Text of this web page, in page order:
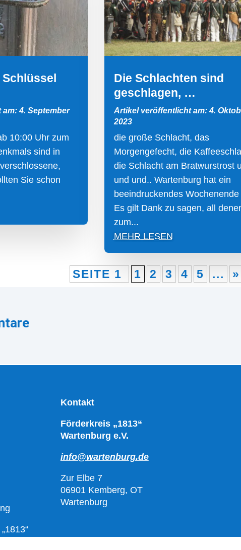
4. September
10:00 Uhr zum
sind in
Sie schon
Die Schlachten sind
geschlagen, …
Artikel veröffentlicht am: 4.
2023
die große Schlacht, das
Morgengefecht, die
die Schlacht am Bratwurstrost
und und.. Wartenburg hat ein
beeindruckendes Wochenende
Es gilt Dank zu sagen, all
zum...
MEHR LESEN
SEITE 1 1 2 3 4 5 ... »
Kontakt
Förderkreis „1813“
Wartenburg e.V.
info@wartenburg.de
Zur Elbe 7
06901 Kemberg, OT
Wartenburg